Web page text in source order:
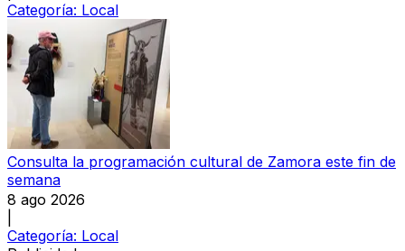
Categoría: Local
Consulta la programación cultural de Zamora este fin de
semana
8 ago 2026
Categoría: Local